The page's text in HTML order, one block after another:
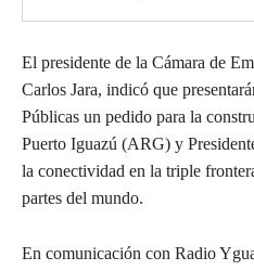
El presidente de la Cámara de
Carlos Jara, indicó que
Públicas un pedido para la
Puerto Iguazú (ARG) y
la conectividad en la triple
partes del mundo.
En comunicación con Radio